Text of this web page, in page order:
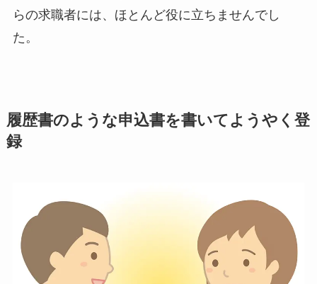
らの求職者には、ほとんど役に立ちませんでし
た。
履歴書のような申込書を書いてようやく登
録